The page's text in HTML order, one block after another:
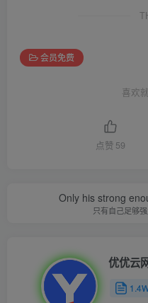
会员免费
喜欢
点赞 59
Only his strong
只有自己足够
优优云